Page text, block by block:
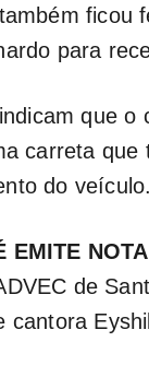
ficou
para
que
carreta
do
EMITE
de
cantora